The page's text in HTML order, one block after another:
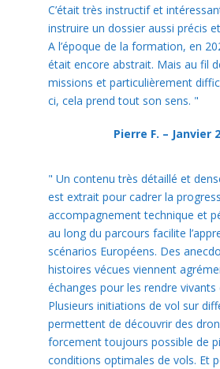
C’était très instructif et
instruire un dossier aussi précis
A l’époque de la formation, en
était encore abstrait. Mais au fil
missions et particulièrement
ci, cela prend tout son sens. "
Pierre F. – Janvier
" Un contenu très détaillé et
est extrait pour cadrer la
accompagnement technique et
au long du parcours facilite
scénarios Européens. Des
histoires vécues viennent
échanges pour les rendre vivants
Plusieurs initiations de vol sur
permettent de découvrir des
forcement toujours possible de
conditions optimales de vols. Et